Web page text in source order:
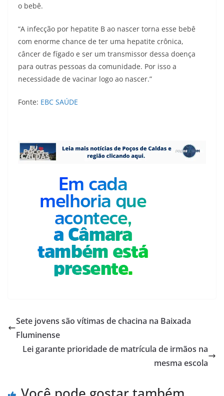
o bebê.
“A infecção por hepatite B ao nascer torna esse bebê
com enorme chance de ter uma hepatite crônica,
câncer de fígado e ser um transmissor dessa doença
para outras pessoas da comunidade. Por isso a
necessidade de vacinar logo ao nascer.”
Fonte: EBC SAÚDE
Sete jovens são vítimas de chacina na Baixada
Fluminense
Lei garante prioridade de matrícula de irmãos na
mesma escola